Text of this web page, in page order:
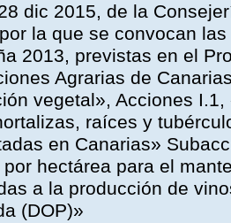
dic 2015, de la
la que se convocan
2013, previstas en el
Agrarias de
vegetal», Acciones
raíces y
en Canarias»
hectárea para el
a la producción de
(DOP)»